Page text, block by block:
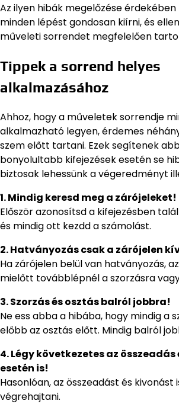
Az ilyen hibák megelőzése
minden lépést gondosan kiírni, és
műveleti sorrendet megfelelően
Tippek a sorrend helyes
alkalmazásához
Ahhoz, hogy a műveletek sorrendje
alkalmazható legyen, érdemes
szem előtt tartani. Ezek segítenek
bonyolultabb kifejezések esetén se
biztosak lehessünk a végeredményt
1. Mindig keresd meg a zárójeleket!
Először azonosítsd a kifejezésben
és mindig ott kezdd a számolást.
2. Hatványozás csak a zárójelen
Ha zárójelen belül van hatványozás,
mielőtt továbblépnél a szorzásra
3. Szorzás és osztás balról jobbra!
Ne ess abba a hibába, hogy mindig a
előbb az osztás előtt. Mindig balról
4. Légy következetes az összeadás
esetén is!
Hasonlóan, az összeadást és
végrehajtani.